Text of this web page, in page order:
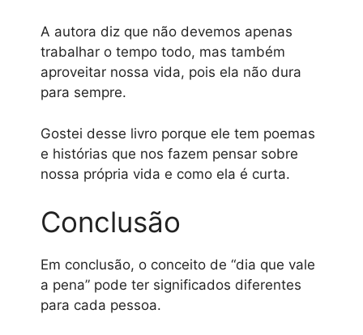
A autora diz que não devemos apenas
trabalhar o tempo todo, mas também
aproveitar nossa vida, pois ela não dura
para sempre.
Gostei desse livro porque ele tem poemas
e histórias que nos fazem pensar sobre
nossa própria vida e como ela é curta.
Conclusão
Em conclusão, o conceito de “dia que vale
a pena” pode ter significados diferentes
para cada pessoa.